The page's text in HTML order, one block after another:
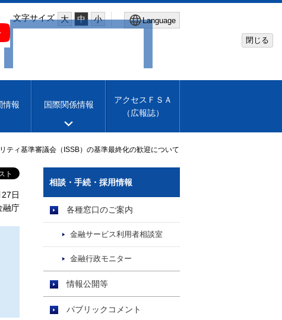
文字サイズ 大 中 小 Language
Machine translation
閉じる
情報 国際関係情報
アクセスＦＳＡ
（広報誌）
ティ基準審議会（ISSB）の基準最終化の歓迎について
日
融庁
相談・手続・採用情報
各種窓口のご案内
金融サービス利用者相談室
金融行政モニター
情報公開等
パブリックコメント